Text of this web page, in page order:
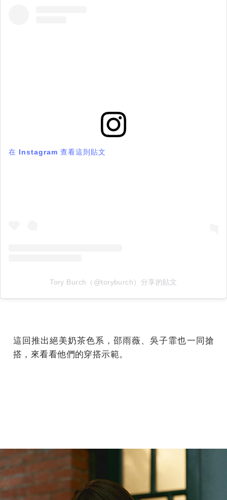
在 Instagram 查看這則貼文
Tory Burch（@toryburch）分享的貼文
這回推出絕美奶茶色系，邵雨薇、吳子霏也一同搶
搭，來看看他們的穿搭示範。